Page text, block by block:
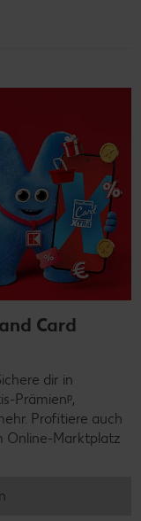
Card
dir in
Prämienᵖ,
Profitiere auch
Online-Marktplatz